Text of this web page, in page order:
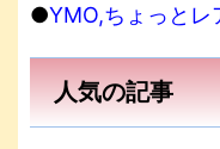
●YMO,ちょっとレ
人気の記事